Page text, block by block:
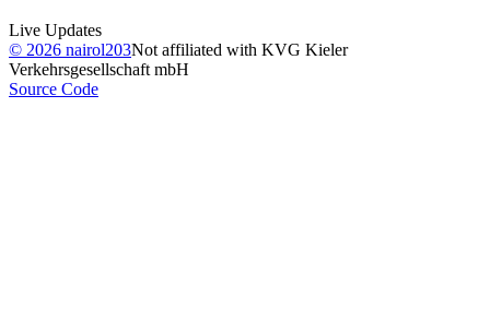
Live Updates
© 2026 nairol203Not affiliated with KVG Kieler
Verkehrsgesellschaft mbH
Source Code